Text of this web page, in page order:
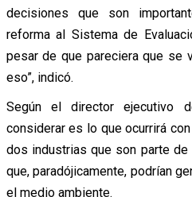
decisiones que son
reforma al Sistema de
pesar de que pareciera que se
eso”, indicó.
Según el director ejecutivo
considerar es lo que ocurrirá
dos industrias que son parte
que, paradójicamente, podrían
el medio ambiente.